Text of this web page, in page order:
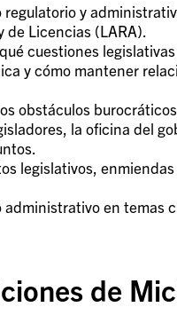
y
Licencias (LARA).
cuestiones
y cómo mantener
obstáculos burocráticos.
la oficina del
legislativos,
en temas
de